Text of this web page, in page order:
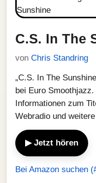
C.S. In The
von Chris Standring
„C.S. In The
bei Euro
Informationen zum
Webradio und
▶ Jetzt hören
Bei Amazon suchen